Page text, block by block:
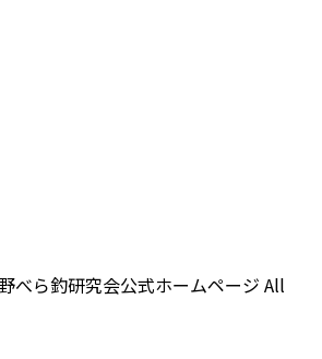
べら釣研究会公式ホームページ All